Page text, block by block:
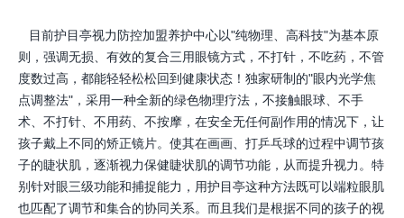
目前护目亭视力防控加盟养护中心以"纯物理、高科技"为基本原
则，强调无损、有效的复合三用眼镜方式，不打针，不吃药，不管
度数过高，都能轻轻松松回到健康状态！独家研制的"眼内光学焦
点调整法"，采用一种全新的绿色物理疗法，不接触眼球、不手
术、不打针、不用药、不按摩，在安全无任何副作用的情况下，让
孩子戴上不同的矫正镜片。使其在画画、打乒乓球的过程中调节孩
子的睫状肌，逐渐视力保健睫状肌的调节功能，从而提升视力。特
别针对眼三级功能和捕捉能力，用护目亭这种方法既可以端粒眼肌
也匹配了调节和集合的协同关系。而且我们是根据不同的孩子的视